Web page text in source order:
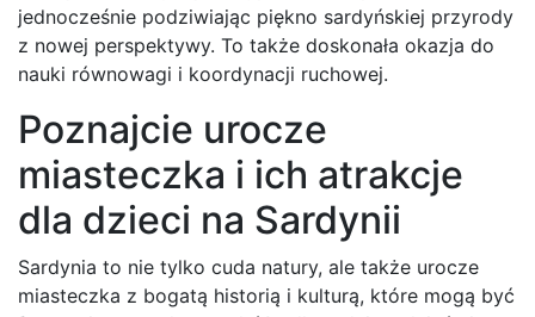
jednocześnie podziwiając piękno sardyńskiej przyrody
z nowej perspektywy. To także doskonała okazja do
nauki równowagi i koordynacji ruchowej.
Poznajcie urocze
miasteczka i ich atrakcje
dla dzieci na Sardynii
Sardynia to nie tylko cuda natury, ale także urocze
miasteczka z bogatą historią i kulturą, które mogą być